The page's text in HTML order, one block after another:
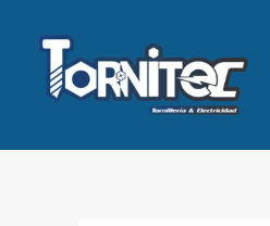
contenido